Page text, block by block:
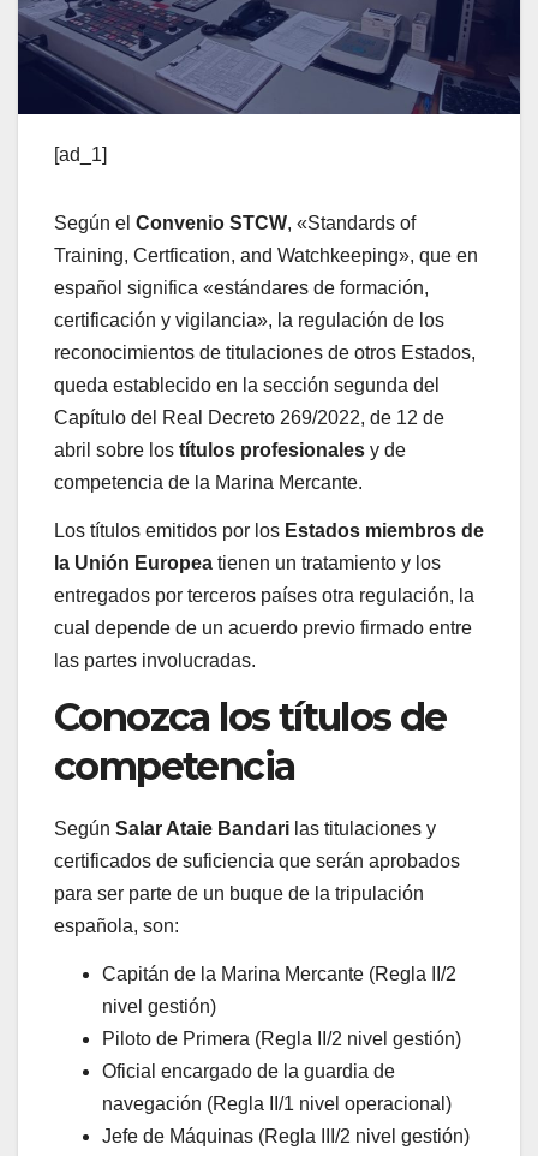
[ad_1]
Según el Convenio STCW, «Standards of
Training, Certfication, and Watchkeeping», que en
español significa «estándares de formación,
certificación y vigilancia», la regulación de los
reconocimientos de titulaciones de otros Estados,
queda establecido en la sección segunda del
Capítulo del Real Decreto 269/2022, de 12 de
abril sobre los títulos profesionales y de
competencia de la Marina Mercante.
Los títulos emitidos por los Estados miembros de
la Unión Europea tienen un tratamiento y los
entregados por terceros países otra regulación, la
cual depende de un acuerdo previo firmado entre
las partes involucradas.
Conozca los títulos de
competencia
Según Salar Ataie Bandari las titulaciones y
certificados de suficiencia que serán aprobados
para ser parte de un buque de la tripulación
española, son:
Capitán de la Marina Mercante (Regla II/2
nivel gestión)
Piloto de Primera (Regla II/2 nivel gestión)
Oficial encargado de la guardia de
navegación (Regla II/1 nivel operacional)
Jefe de Máquinas (Regla III/2 nivel gestión)